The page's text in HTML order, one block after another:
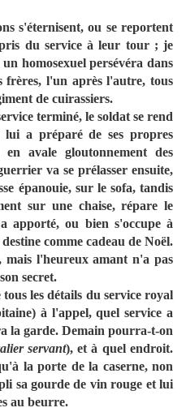
s'éternisent, ou se reportent
du service à leur tour ; je
homosexuel persévéra dans
frères, l'un après l'autre, tous
de cuirassiers.
terminé, le soldat se rend
a préparé de ses propres
avale gloutonnement des
va se prélasser ensuite,
épanouie, sur le sofa, tandis
sur une chaise, répare le
apporté, ou bien s'occupe à
comme cadeau de Noël.
mais l'heureux amant n'a pas
secret.
les détails du service royal
à l'appel, quel service a
la garde. Demain pourra-t-on
servant), et à quel endroit.
la porte de la caserne, non
sa gourde de vin rouge et lui
au beurre.